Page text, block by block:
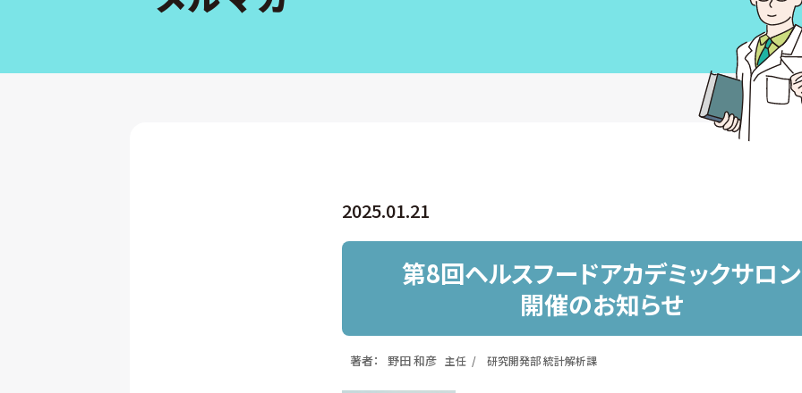
2025.01.21
第8回ヘルスフードアカデミックサロン
開催のお知らせ
著者： 野田 和彦 主任 研究開発部 統計解析課